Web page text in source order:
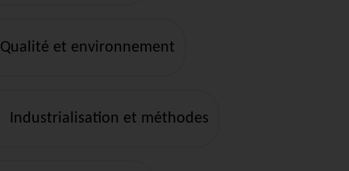
Qualité et environnement
Industrialisation et méthodes